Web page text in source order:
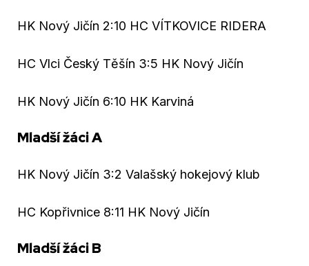
HK Nový Jičín 2:10 HC VÍTKOVICE RIDERA
HC Vlci Český Těšín 3:5 HK Nový Jičín
HK Nový Jičín 6:10 HK Karviná
Mladší žáci A
HK Nový Jičín 3:2 Valašský hokejový klub
HC Kopřivnice 8:11 HK Nový Jičín
Mladší žáci B